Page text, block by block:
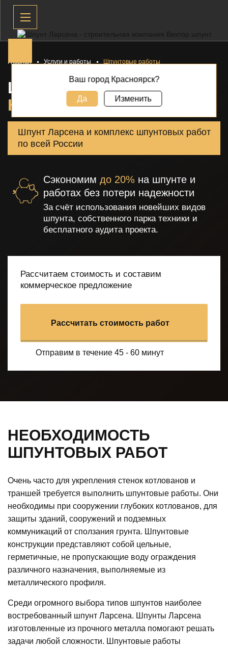
Главная Услуги и работы Шпунтовые работы
ШПУНТОВЫЕ РАБОТЫ В
КРАСНОЯРСКЕ
Шпунт Ларсена и комплекс шпунтовых работ
по всей России
Сэкономим до 20% на шпунте и
работах без потери надежности
За счёт использования новейших видов
шпунта, собственного парка техники и
бесплатного аудита проекта.
Рассчитаем стоимость и составим
коммерческое предложение
Рассчитать стоимость работ
Отправим в течение 45 - 60 минут
НЕОБХОДИМОСТЬ
ШПУНТОВЫХ РАБОТ
Очень часто для укрепления стенок котлованов и
траншей требуется выполнить шпунтовые работы. Они
необходимы при сооружении глубоких котлованов, для
защиты зданий, сооружений и подземных
коммуникаций от сползания грунта. Шпунтовые
конструкции представляют собой цельные,
герметичные, не пропускающие воду ограждения
различного назначения, выполняемые из
металлического профиля.
Среди огромного выбора типов шпунтов наиболее
востребованный шпунт Ларсена. Шпунты Ларсена
изготовленные из прочного металла помогают решать
задачи любой сложности. Шпунтовые работы
Ваш город Красноярск?
Да Изменить